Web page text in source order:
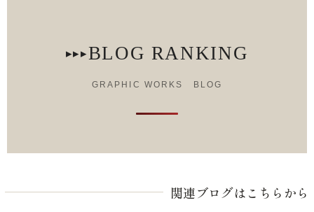
▸▸▸BLOG RANKING
GRAPHIC WORKS BLOG
関連ブログはこちらから